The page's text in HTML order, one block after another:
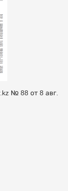
№ 88 от 8 авг.